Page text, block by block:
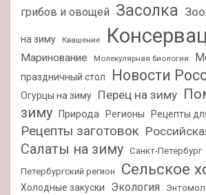
грибов и овощей Засолка
на зиму Квашение
Маринование Молекулярная биология
праздничный стол
Новости
Огурцы на зиму Перец на зиму
зиму
Природа Регионы Рецепты
Рецепты заготовок
Салаты на зиму Санкт-Петербург
Петербургский регион
Сельское
Холодные закуски Экология